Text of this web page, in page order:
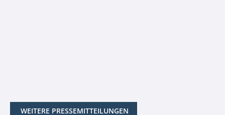
WEITERE PRESSEMITTEILUNGEN